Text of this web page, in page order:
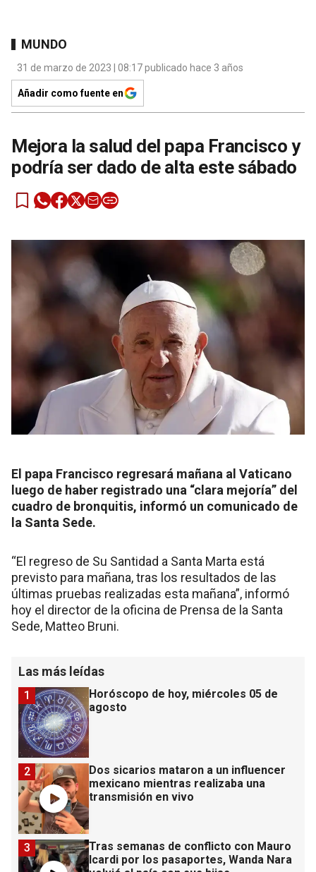
MUNDO
31 de marzo de 2023 | 08:17 publicado hace 3 años
Añadir como fuente en
Mejora la salud del papa Francisco y
podría ser dado de alta este sábado
El papa Francisco regresará mañana al Vaticano
luego de haber registrado una “clara mejoría” del
cuadro de bronquitis, informó un comunicado de
la Santa Sede.
“El regreso de Su Santidad a Santa Marta está
previsto para mañana, tras los resultados de las
últimas pruebas realizadas esta mañana”, informó
hoy el director de la oficina de Prensa de la Santa
Sede, Matteo Bruni.
Las más leídas
Horóscopo de hoy, miércoles 05 de
agosto
1
Dos sicarios mataron a un influencer
mexicano mientras realizaba una
transmisión en vivo
2
Tras semanas de conflicto con Mauro
Icardi por los pasaportes, Wanda Nara
3